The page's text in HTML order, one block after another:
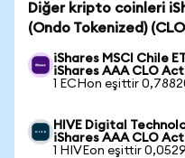
Diğer kripto coinleri
(Ondo Tokenized)
iShares MSCI Chile
iShares AAA CLO
1 ECHon eşittir
HIVE Digital
iShares AAA CLO
1 HIVEon eşittir